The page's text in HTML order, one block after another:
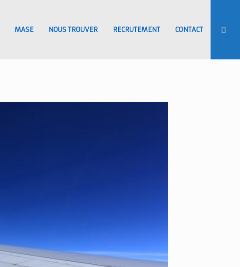
MASE NOUS TROUVER RECRUTEMENT CONTACT